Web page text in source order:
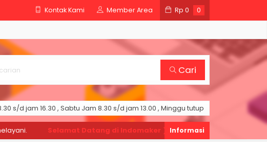
Kontak Kami Member Area Rp 0 0
Cari
s/d jam 16.30 , Sabtu Jam 8.30 s/d jam 13.00 , Minggu tutup
Selamat Datang di Indomaker ❯Silahkan pesan produk sesuai